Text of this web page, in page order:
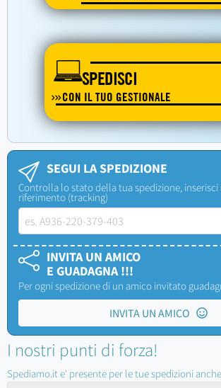
SPEDISCI
CON IL TUO GESTIONALE
SEGUI LA SPEDIZIONE
Controlla lo stato della tua spedizione,
riferimento (tracking)
INVITA UN AMICO
E GUADAGNA !!!
Per ogni spedizione di un amico invitato
INVITA UN AMICO
I nostri punti di forza!
Spediamo.it e' presente per le tue spedizioni